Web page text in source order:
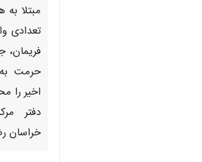
مبتلا به
تعدادی
حرمت به
اخیر را
دفتر
خراسان